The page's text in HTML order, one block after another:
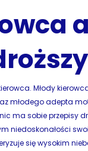
Młody
młodego adepta
ma sobie przepisy
niedoskonałości
się wysokim